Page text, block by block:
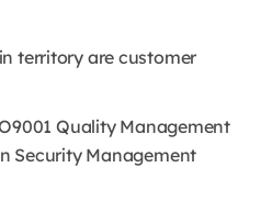
territory are customer
Quality Management
Security Management